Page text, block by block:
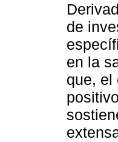
de
en la
que, el